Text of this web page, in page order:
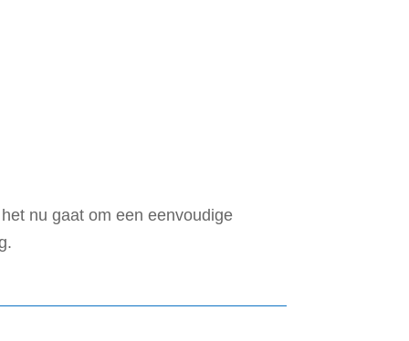
nu gaat om een eenvoudige